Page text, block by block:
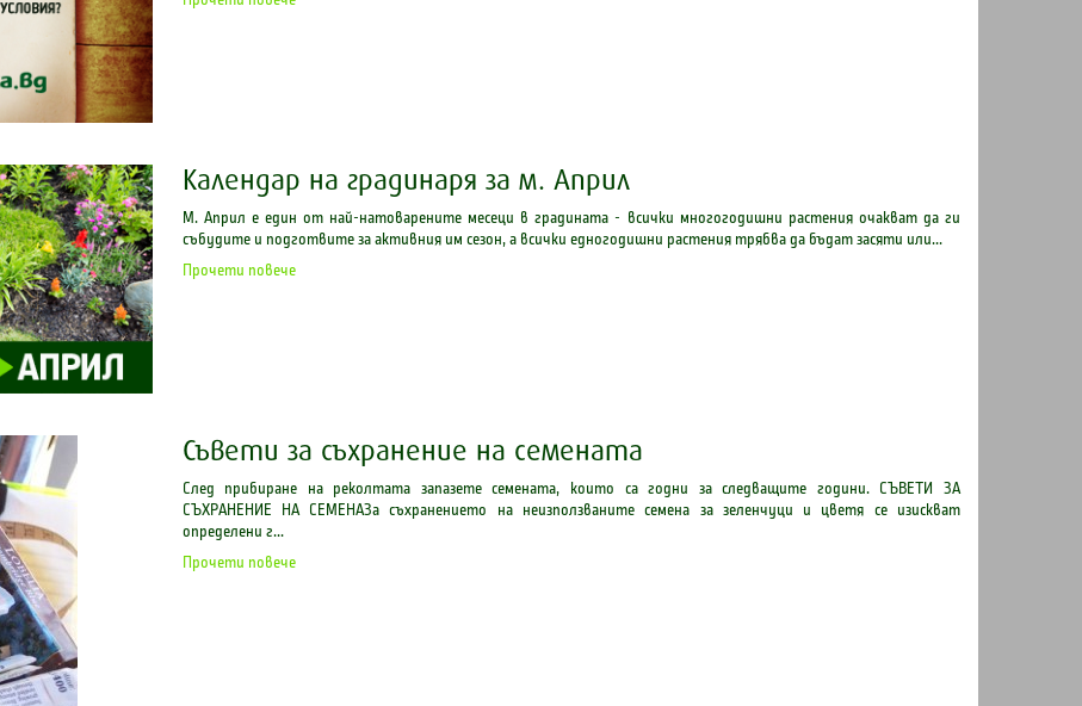
Календар на градинаря за м. Април
М. Април е един от най-натоварените месеци в градината - всички многогодишни растения очакват да ги
събудите и подготвите за активния им сезон, а всички едногодишни растения трябва да бъдат засяти или...
Прочети повече
Съвети за съхранение на семената
След прибиране на реколтата запазете семената, които са годни за следващите години. СЪВЕТИ ЗА
СЪХРАНЕНИЕ НА СЕМЕНАЗа съхранението на неизползваните семена за зеленчуци и цветя се изискват
определени г...
Прочети повече